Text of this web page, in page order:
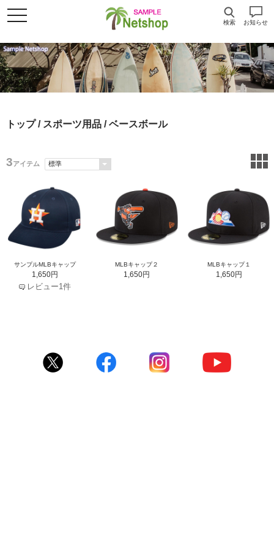
検索 お知らせ
トップ/ スポーツ用品 / ベースボール
3アイテム
サンプルMLBキャップ
1,650円
レビュー1件
MLBキャップ２
1,650円
MLBキャップ１
1,650円